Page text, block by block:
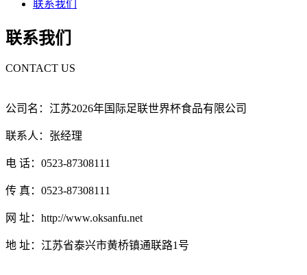
联系我们
联系我们
CONTACT US
公司名：江苏2026年国际足联世界杯食品有限公司
联系人：张经理
电 话：0523-87308111
传 真：0523-87308111
网 址：http://www.oksanfu.net
地 址：江苏省泰兴市黄桥镇通联路1号